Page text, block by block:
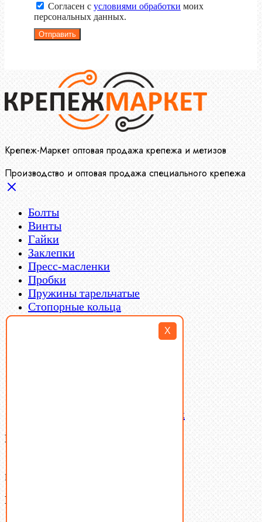
X
Согласен с условиями обработки моих
персональных данных.
Отправить
Крепеж-Маркет оптовая продажа крепежа и метизов
Производство и оптовая продажа специального крепежа
Болты
Винты
Гайки
Заклепки
Пресс-масленки
Пробки
Пружины тарельчатые
Стопорные кольца
Такелаж
Латунный и бронзовый крепеж
Ваша корзина
В корзине нет товаров.
Поиск